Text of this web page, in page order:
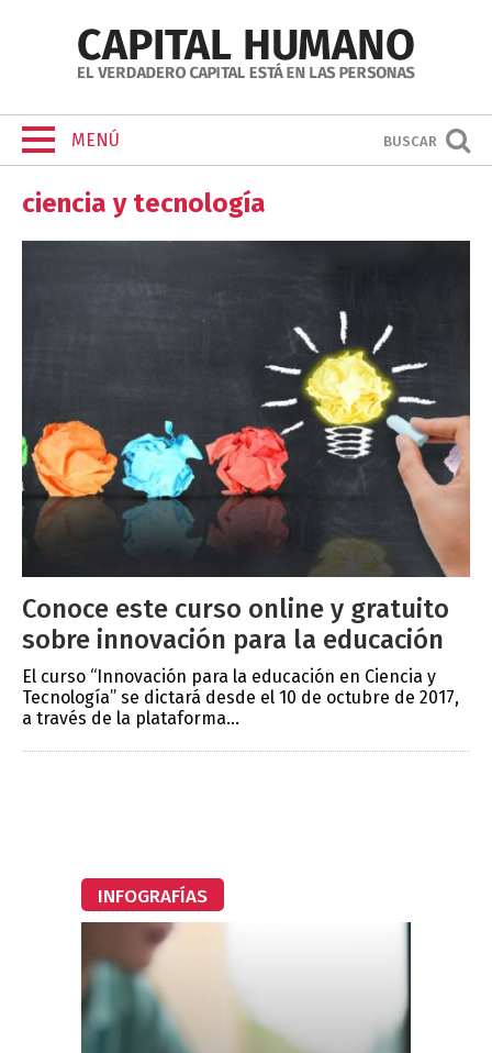
MENÚ BUSCAR
ciencia y tecnología
Conoce este curso online y gratuito
sobre innovación para la educación
El curso “Innovación para la educación en Ciencia y
Tecnología” se dictará desde el 10 de octubre de 2017,
a través de la plataforma...
INFOGRAFÍAS